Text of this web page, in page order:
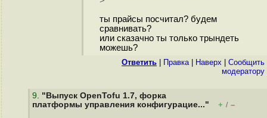
ты прайсы посчитал? будем
сравнивать?
или сказачно ты только трындеть
можешь?
Ответить Правка| Наверх
Cообщить
модератору
9. "Выпуск OpenTofu 1.7, форка
платформы управления конфигурацие..."
+ / –